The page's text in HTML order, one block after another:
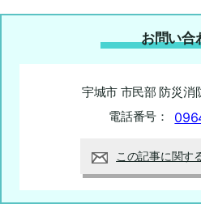
お問い合
宇城市 市民部 防災消
電話番号：
この記事に関す